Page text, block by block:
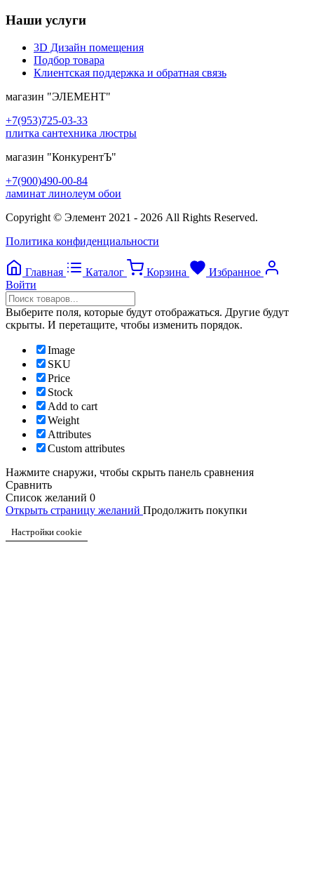
Наши услуги
3D Дизайн помещения
Подбор товара
Клиентская поддержка и обратная связь
магазин "ЭЛЕМЕНТ"
+7(953)725-03-33
плитка сантехника люстры
магазин "КонкурентЪ"
+7(900)490-00-84
ламинат линолеум обои
Copyright © Элемент 2021 - 2026 All Rights Reserved.
Политика конфиденциальности
Главная Каталог Корзина
Избранное
Войти
Выберите поля, которые будут отображаться. Другие будут
скрыты. И перетащите, чтобы изменить порядок.
Image
SKU
Price
Stock
Add to cart
Weight
Attributes
Custom attributes
Нажмите снаружи, чтобы скрыть панель сравнения
Сравнить
Список желаний 0
Открыть страницу желаний Продолжить покупки
Настройки cookie